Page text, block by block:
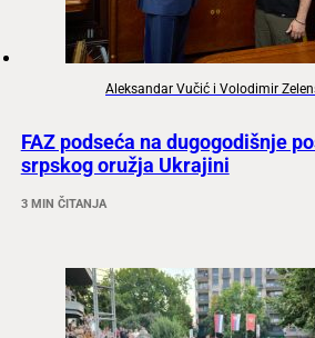
Aleksandar Vučić i Volodimir
FAZ podseća na dugogodišnje
srpskog oružja Ukrajini
3 MIN ČITANJA